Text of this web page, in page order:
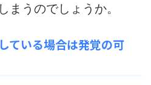
まうのでしょうか。
ている場合は発覚の可